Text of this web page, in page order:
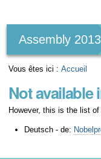
personnels
Assembly 2013
Vous êtes ici : Accueil
Not available
However, this is the list
Deutsch - de: